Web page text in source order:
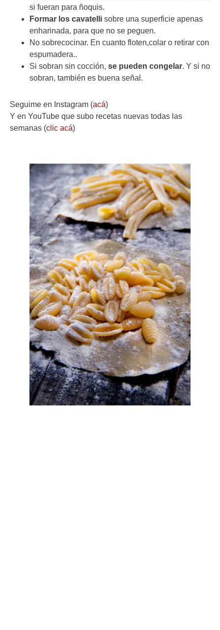
si fueran para ñoquis.
Formar los cavatelli sobre una superficie apenas
enharinada, para que no se peguen.
No sobrecocinar. En cuanto floten,colar o retirar con
espumadera..
Si sobran sin cocción, se pueden congelar. Y si no
sobran, también es buena señal.
Seguime en Instagram (acá)
Y en YouTube que subo recetas nuevas todas las
semanas (clic acá)